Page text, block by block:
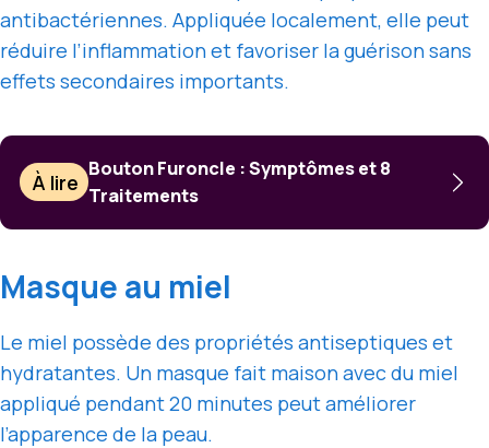
antibactériennes. Appliquée localement, elle peut
réduire l’inflammation et favoriser la guérison sans
effets secondaires importants.
À lire
Bouton Furoncle : Symptômes et 8
Traitements
Masque au miel
Le miel possède des propriétés antiseptiques et
hydratantes. Un masque fait maison avec du miel
appliqué pendant 20 minutes peut améliorer
l’apparence de la peau.